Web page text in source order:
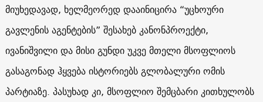
მიუხედავად, ხელმეორედ დააინიცირა “უცხოური
გავლენის აგენტების” შესახებ კანონპროექტი,
ივანიშვილი და მისი გუნდი უკვე მთელი მსოფლიოს
გასაგონად ჰყვება ისტორიებს გლობალური ომის
პარტიაზე. პასუხად კი, მსოფლიო შემცბარი კითხულობს